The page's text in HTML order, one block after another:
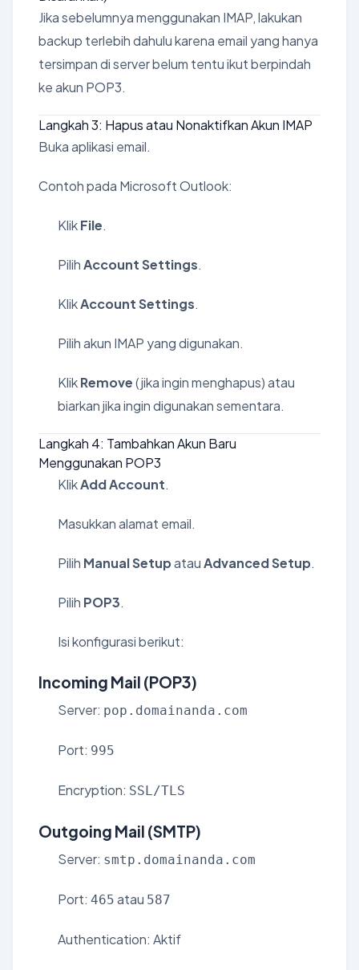
Jika sebelumnya menggunakan IMAP, lakukan
backup terlebih dahulu karena email yang hanya
tersimpan di server belum tentu ikut berpindah
ke akun POP3.
Langkah 3: Hapus atau Nonaktifkan Akun IMAP
Buka aplikasi email.
Contoh pada Microsoft Outlook:
KlikFile.
PilihAccount Settings.
KlikAccount Settings.
Pilih akun IMAP yang digunakan.
KlikRemove(jika ingin menghapus) atau
biarkan jika ingin digunakan sementara.
Langkah 4: Tambahkan Akun Baru
Menggunakan POP3
KlikAdd Account.
Masukkan alamat email.
Pilih Manual SetupatauAdvanced Setup.
Pilih POP3.
Isi konfigurasi berikut:
Incoming Mail (POP3)
Server: pop.domainanda.com
Port: 995
Encryption: SSL/TLS
Outgoing Mail (SMTP)
Server: smtp.domainanda.com
Port: 465 atau 587
Authentication: Aktif